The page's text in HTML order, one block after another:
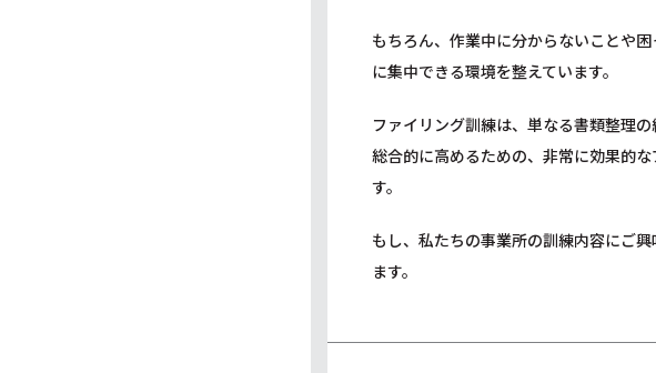
もちろん、作業中に分からないことや
に集中できる環境を整えています。
ファイリング訓練は、単なる書類整理
総合的に高めるための、非常に効果的
す。
もし、私たちの事業所の訓練内容にご
ます。